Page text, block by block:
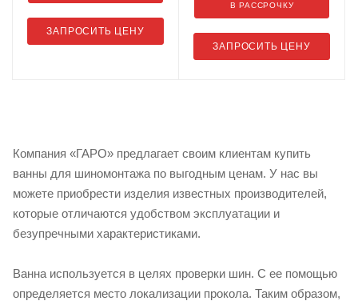
ЗАПРОСИТЬ ЦЕНУ
ЗАПРОСИТЬ ЦЕНУ
В РАССРОЧКУ
Компания «ГАРО» предлагает своим клиентам купить
ванны для шиномонтажа по выгодным ценам. У нас вы
можете приобрести изделия известных производителей,
которые отличаются удобством эксплуатации и
безупречными характеристиками.
Ванна используется в целях проверки шин. С ее помощью
определяется место локализации прокола. Таким образом,